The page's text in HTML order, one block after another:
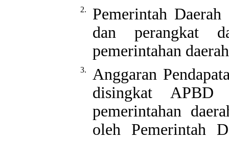
2.
Pemerintah
dan perangkat
pemerintahan
3.
Anggaran
disingkat APBD
pemerintahan
oleh Pemerintah